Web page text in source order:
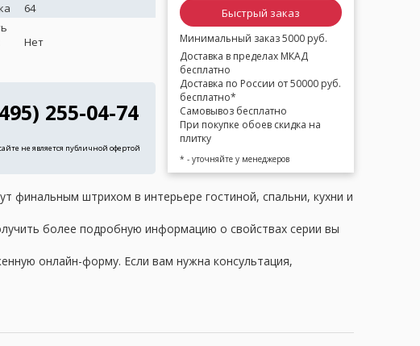
64
Нет
255-04-74
не является публичной офертой
Быстрый заказ
Минимальный заказ 5000 руб.
Доставка в пределах МКАД
бесплатно
Доставка по России от 50000 руб.
бесплатно*
Самовывоз бесплатно
При покупке обоев скидка на
плитку
* - уточняйте у менеджеров
финальным штрихом в интерьере гостиной, спальни, кухни и
более подробную информацию о свойствах серии вы
онлайн-форму. Если вам нужна консультация,